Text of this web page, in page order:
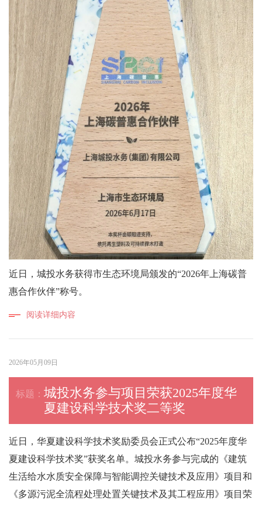
近日，城投水务获得市生态环境局颁发的“2026年上海碳普
惠合作伙伴”称号。
阅读详细内容
2026年05月09日
城投水务参与项目荣获2025年度华
夏建设科学技术奖二等奖
近日，华夏建设科学技术奖励委员会正式公布“2025年度华
夏建设科学技术奖”获奖名单。城投水务参与完成的《建筑
生活给水水质安全保障与智能调控关键技术及应用》项目和
《多源污泥全流程处理处置关键技术及其工程应用》项目荣